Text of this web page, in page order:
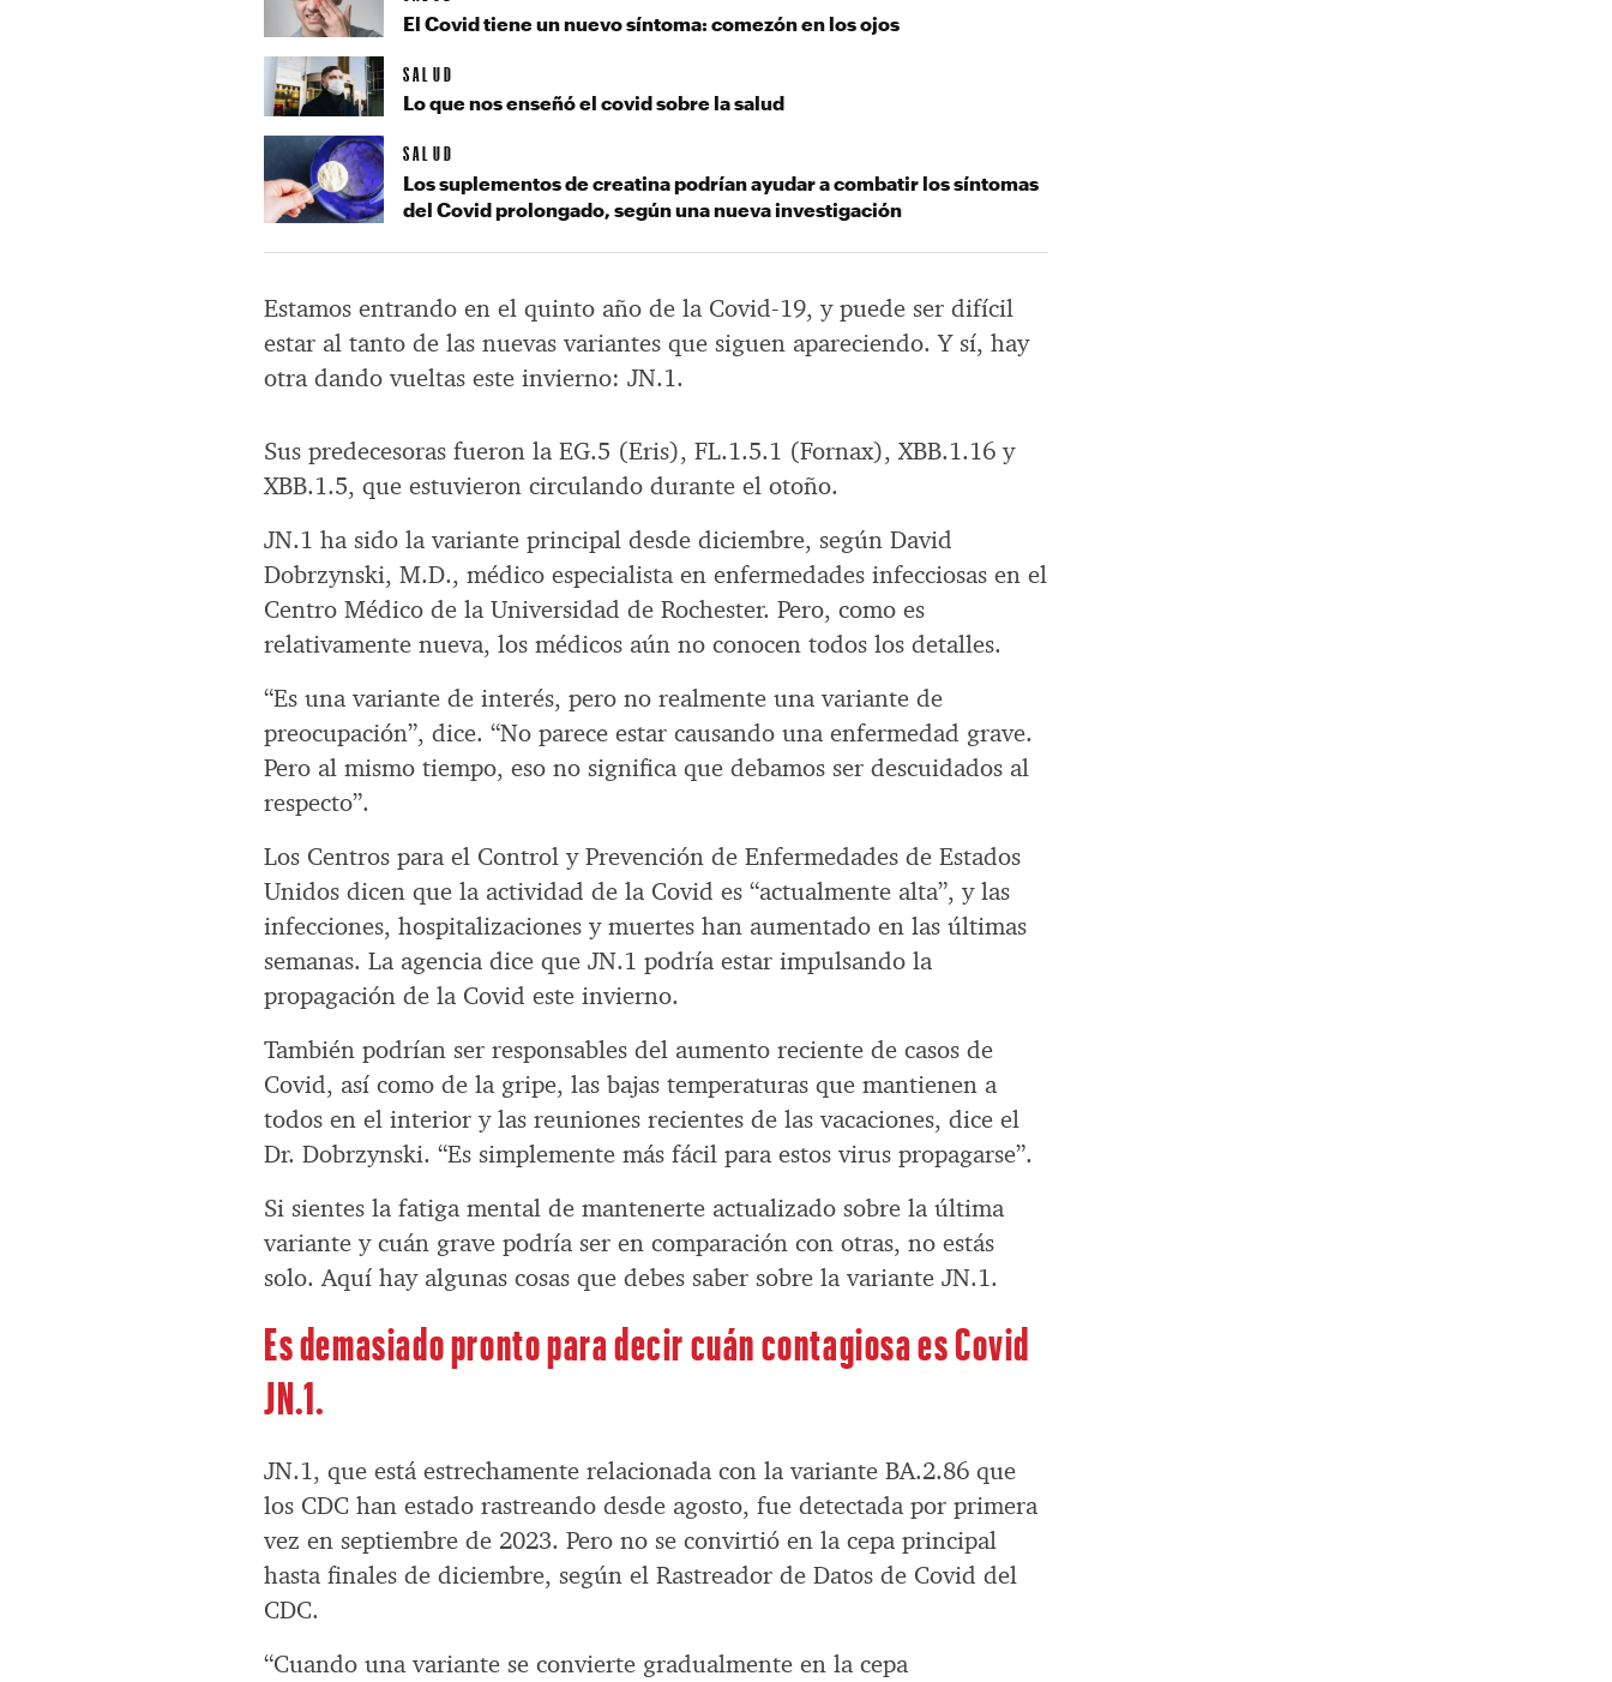
Estamos entrando en el quinto año de la Covid-19, y puede ser difícil
estar al tanto de las nuevas variantes que siguen apareciendo. Y sí, hay
otra dando vueltas este invierno: JN.1.
Sus predecesoras fueron la EG.5 (Eris), FL.1.5.1 (Fornax), XBB.1.16 y
XBB.1.5, que estuvieron circulando durante el otoño.
JN.1 ha sido la variante principal desde diciembre, según David
Dobrzynski, M.D., médico especialista en enfermedades infecciosas en el
Centro Médico de la Universidad de Rochester. Pero, como es
relativamente nueva, los médicos aún no conocen todos los detalles.
“Es una variante de interés, pero no realmente una variante de
preocupación”, dice. “No parece estar causando una enfermedad grave.
Pero al mismo tiempo, eso no significa que debamos ser descuidados al
respecto”.
Los Centros para el Control y Prevención de Enfermedades de Estados
Unidos dicen que la actividad de la Covid es “actualmente alta”, y las
infecciones, hospitalizaciones y muertes han aumentado en las últimas
semanas. La agencia dice que JN.1 podría estar impulsando la
propagación de la Covid este invierno.
También podrían ser responsables del aumento reciente de casos de
Covid, así como de la gripe, las bajas temperaturas que mantienen a
todos en el interior y las reuniones recientes de las vacaciones, dice el
Dr. Dobrzynski. “Es simplemente más fácil para estos virus propagarse”.
Si sientes la fatiga mental de mantenerte actualizado sobre la última
variante y cuán grave podría ser en comparación con otras, no estás
solo. Aquí hay algunas cosas que debes saber sobre la variante JN.1.
Es demasiado pronto para decir cuán contagiosa es Covid
JN.1.
JN.1, que está estrechamente relacionada con la variante BA.2.86 que
los CDC han estado rastreando desde agosto, fue detectada por primera
vez en septiembre de 2023. Pero no se convirtió en la cepa principal
hasta finales de diciembre, según el Rastreador de Datos de Covid del
CDC.
“Cuando una variante se convierte gradualmente en la cepa
El Covid tiene un nuevo síntoma: comezón en los ojos
SALUD
Lo que nos enseñó el covid sobre la salud
SALUD
Los suplementos de creatina podrían ayudar a combatir los síntomas
del Covid prolongado, según una nueva investigación